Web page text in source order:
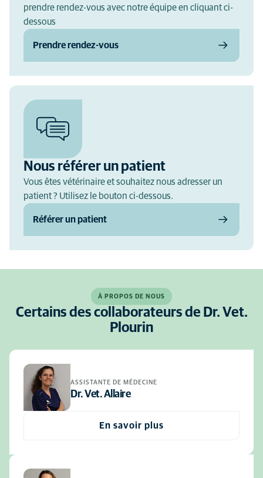
prendre rendez-vous avec notre équipe en cliquant ci-
dessous
Prendre rendez-vous
Nous référer un patient
Vous êtes vétérinaire et souhaitez nous adresser un
patient ? Utilisez le bouton ci-dessous.
Référer un patient
À PROPOS DE NOUS
Certains des collaborateurs de Dr. Vet.
Plourin
ASSISTANTE DE MÉDECINE
Dr. Vet. Allaire
En savoir plus